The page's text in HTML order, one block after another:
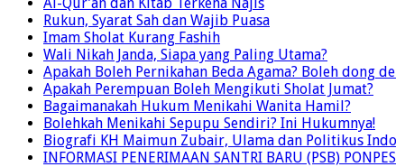
Rukun, Syarat Sah dan Wajib Puasa
Imam Sholat Kurang Fashih
Wali Nikah Janda, Siapa yang Paling Utama?
Apakah Boleh Pernikahan Beda Agama? Boleh dong
Apakah Perempuan Boleh Mengikuti Sholat Jumat?
Bagaimanakah Hukum Menikahi Wanita Hamil?
Bolehkah Menikahi Sepupu Sendiri? Ini Hukumnya!
Biografi KH Maimun Zubair, Ulama dan Politikus
INFORMASI PENERIMAAN SANTRI BARU (PSB)